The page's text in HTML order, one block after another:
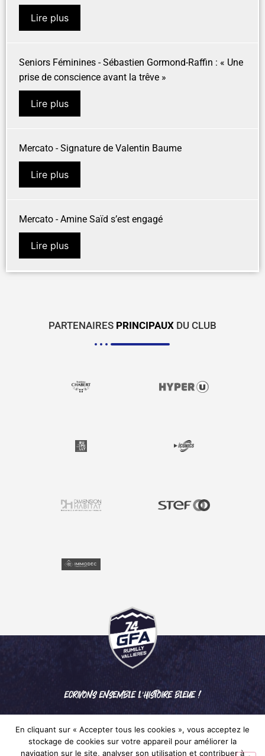
Lire plus
Seniors Féminines - Sébastien Gormond-Raffin : « Une
prise de conscience avant la trêve »
Lire plus
Mercato - Signature de Valentin Baume
Lire plus
Mercato - Amine Saïd s’est engagé
Lire plus
PARTENAIRES PRINCIPAUX DU CLUB
ECRIVONS ENSEMBLE L'HISTOIRE BLEUE !
En cliquant sur « Accepter tous les cookies », vous acceptez le
stockage de cookies sur votre appareil pour améliorer la
navigation sur le site, analyser son utilisation et contribuer à